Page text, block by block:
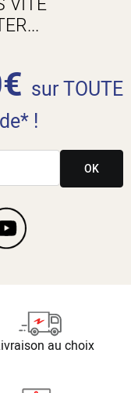
sur TOUTE
!
OK
au choix